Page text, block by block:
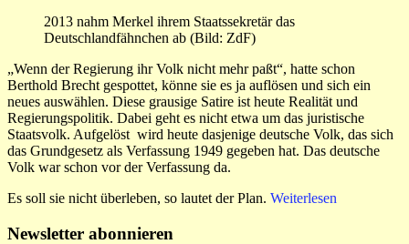
2013 nahm Merkel ihrem Staatssekretär das
Deutschlandfähnchen ab (Bild: ZdF)
„Wenn der Regierung ihr Volk nicht mehr paßt“, hatte schon
Berthold Brecht gespottet, könne sie es ja auflösen und sich ein
neues auswählen. Diese grausige Satire ist heute Realität und
Regierungspolitik. Dabei geht es nicht etwa um das juristische
Staatsvolk. Aufgelöst wird heute dasjenige deutsche Volk, das sich
das Grundgesetz als Verfassung 1949 gegeben hat. Das deutsche
Volk war schon vor der Verfassung da.
Es soll sie nicht überleben, so lautet der Plan. Weiterlesen
Newsletter abonnieren